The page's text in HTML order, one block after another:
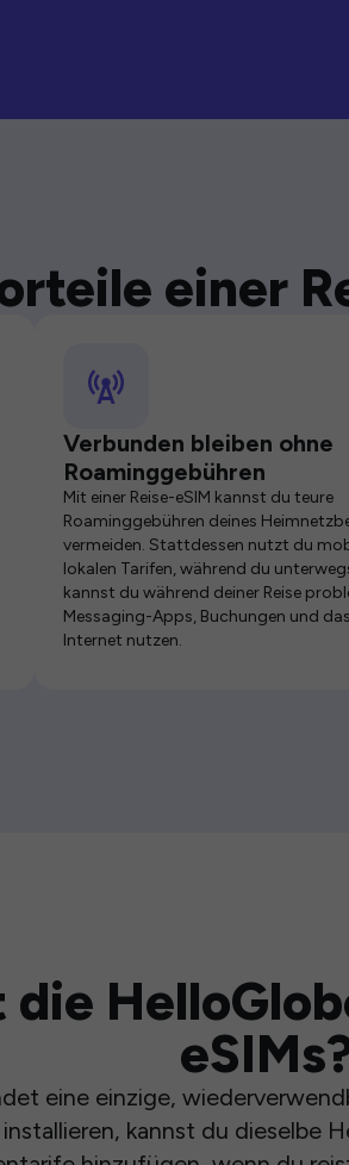
einer
Verbunden bleiben ohne
Roaminggebühren
Mit einer Reise-eSIM kannst du teure
Roaminggebühren deines
vermeiden. Stattdessen nutzt du
lokalen Tarifen, während du
kannst du während deiner Reise
Messaging-Apps, Buchungen und
Internet nutzen.
eine einzige,
kannst du dieselbe